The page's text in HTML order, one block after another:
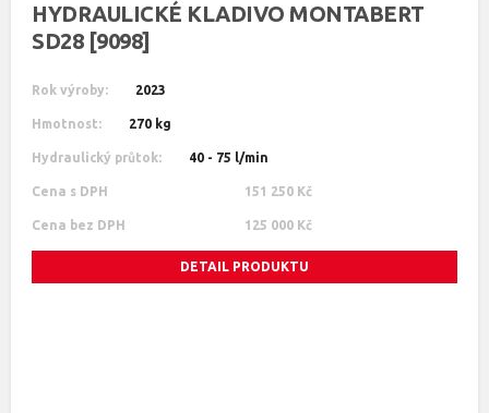
HYDRAULICKÉ KLADIVO MONTABERT
SD28 [9098]
Rok výroby: 2023
Hmotnost: 270 kg
Hydraulický průtok: 40 - 75 l/min
Cena s DPH 151 250 Kč
Cena bez DPH 125 000 Kč
DETAIL PRODUKTU